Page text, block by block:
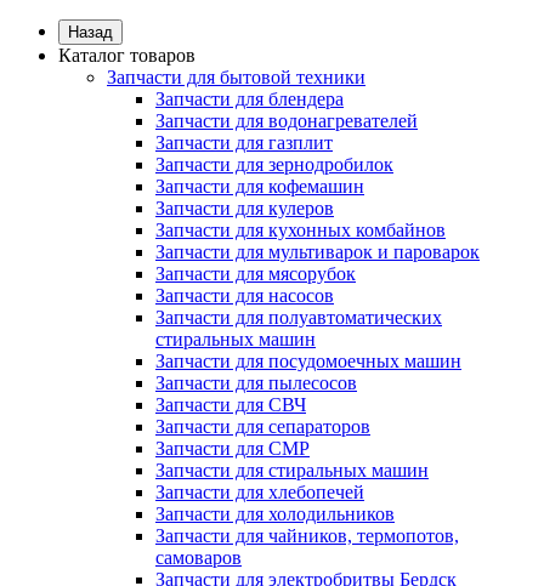
Назад
Каталог товаров
Запчасти для бытовой техники
Запчасти для блендера
Запчасти для водонагревателей
Запчасти для газплит
Запчасти для зернодробилок
Запчасти для кофемашин
Запчасти для кулеров
Запчасти для кухонных комбайнов
Запчасти для мультиварок и пароварок
Запчасти для мясорубок
Запчасти для насосов
Запчасти для полуавтоматических
стиральных машин
Запчасти для посудомоечных машин
Запчасти для пылесосов
Запчасти для СВЧ
Запчасти для сепараторов
Запчасти для СМР
Запчасти для стиральных машин
Запчасти для хлебопечей
Запчасти для холодильников
Запчасти для чайников, термопотов,
самоваров
Запчасти для электробритвы Бердск